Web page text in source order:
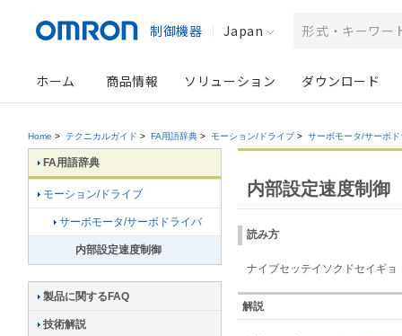
制御機器 Japan
ホーム 商品情報 ソリューション ダウンロード
Home > テクニカルガイド > FA用語辞典 > モーション/ドライブ > サーボモータ/サーボド
内部設定速度制御
読み方
ナイブセッテイソクドセイギョ
解説
FA用語辞典
モーション/ドライブ
サーボモータ/サーボドライバ
内部設定速度制御
製品に関するFAQ
技術解説